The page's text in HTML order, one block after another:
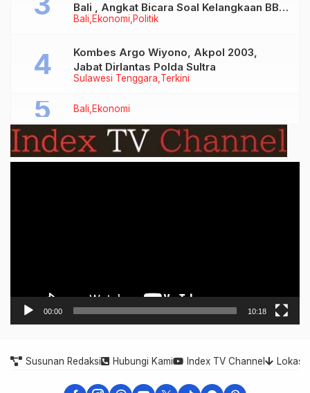
Bali Ekonomi Politik
Bali , Angkat Bicara Soal Kelangkaan BBM
Bersubsidi Jenis Solar
Sulawesi Tenggara Terkini
Kombes Argo Wiyono, Akpol 2003,
Jabat Dirlantas Polda Sultra
Bali Ekonomi
00:00 10:18
Susunan Redaksi Hubungi Kami Index TV Channel Lokasi